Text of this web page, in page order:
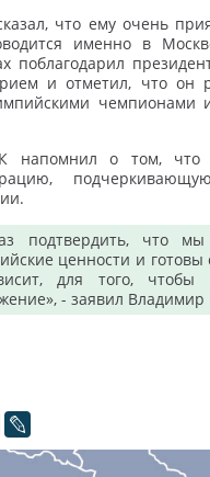
что ему очень
именно в
поблагодарил
и отметил, что он
чемпионами
напомнил о том, что
подтвердить, что мы
ценности и готовы
для того, чтобы
- заявил Владимир